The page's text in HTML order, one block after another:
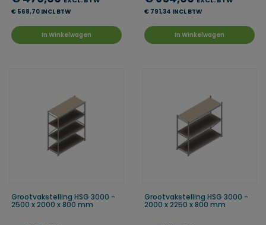
€ 568,70 INCL BTW
In Winkelwagen
€ 791,34 INCL BTW
In Winkelwagen
Grootvakstelling HSG 3000 -
2500 x 2000 x 800 mm
Grootvakstelling HSG 3000 -
2000 x 2250 x 800 mm